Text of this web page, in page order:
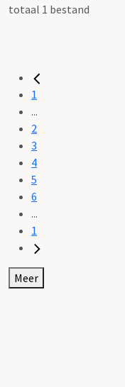
totaal 1 bestand
1
...
2
3
4
5
6
...
1
Meer